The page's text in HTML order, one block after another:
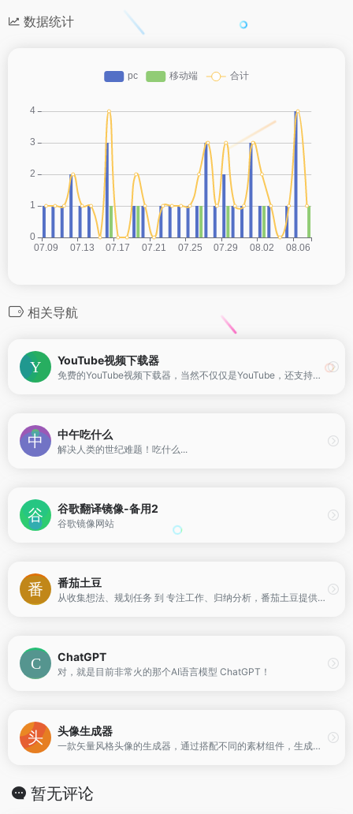
数据统计
相关导航
YouTube视频下载器
免费的YouTube视频下载器，当然不仅仅是YouTube，还支持其他上百个网站视频下载，包含Bilibili，优酷等。
中午吃什么
解决人类的世纪难题！吃什么...
谷歌翻译镜像-备用2
谷歌镜像网站
番茄土豆
从收集想法、规划任务 到 专注工作、归纳分析，番茄土豆提供了完整的工作流效率管理。
ChatGPT
对，就是目前非常火的那个AI语言模型 ChatGPT！
头像生成器
一款矢量风格头像的生成器，通过搭配不同的素材组件，生成属于自己的个性化头像。
暂无评论